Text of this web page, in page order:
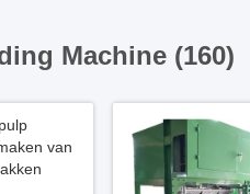
Machine (160)
van